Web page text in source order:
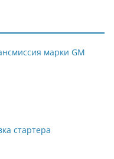
марки GM
стартера